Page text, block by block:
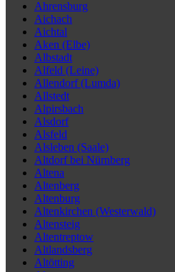
Ahrensburg
Aichach
Aichtal
Aken (Elbe)
Albstadt
Alfeld (Leine)
Allendorf (Lumda)
Allstedt
Alpirsbach
Alsdorf
Alsfeld
Alsleben (Saale)
Altdorf bei Nürnberg
Altena
Altenberg
Altenburg
Altenkirchen (Westerwald)
Altensteig
Altentreptow
Altlandsberg
Altötting